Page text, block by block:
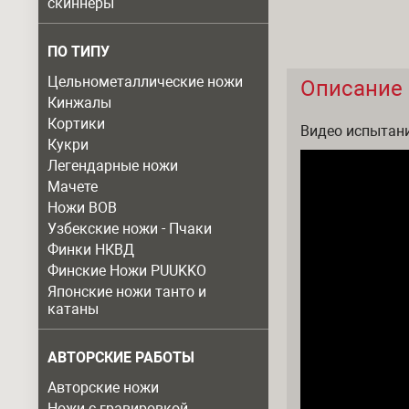
скиннеры
ПО ТИПУ
Цельнометаллические ножи
Кинжалы
Кортики
Кукри
Легендарные ножи
Мачете
Ножи ВОВ
Узбекские ножи - Пчаки
Финки НКВД
Финские Ножи PUUKKO
Японские ножи танто и
катаны
АВТОРСКИЕ РАБОТЫ
Авторские ножи
Описание
Видео